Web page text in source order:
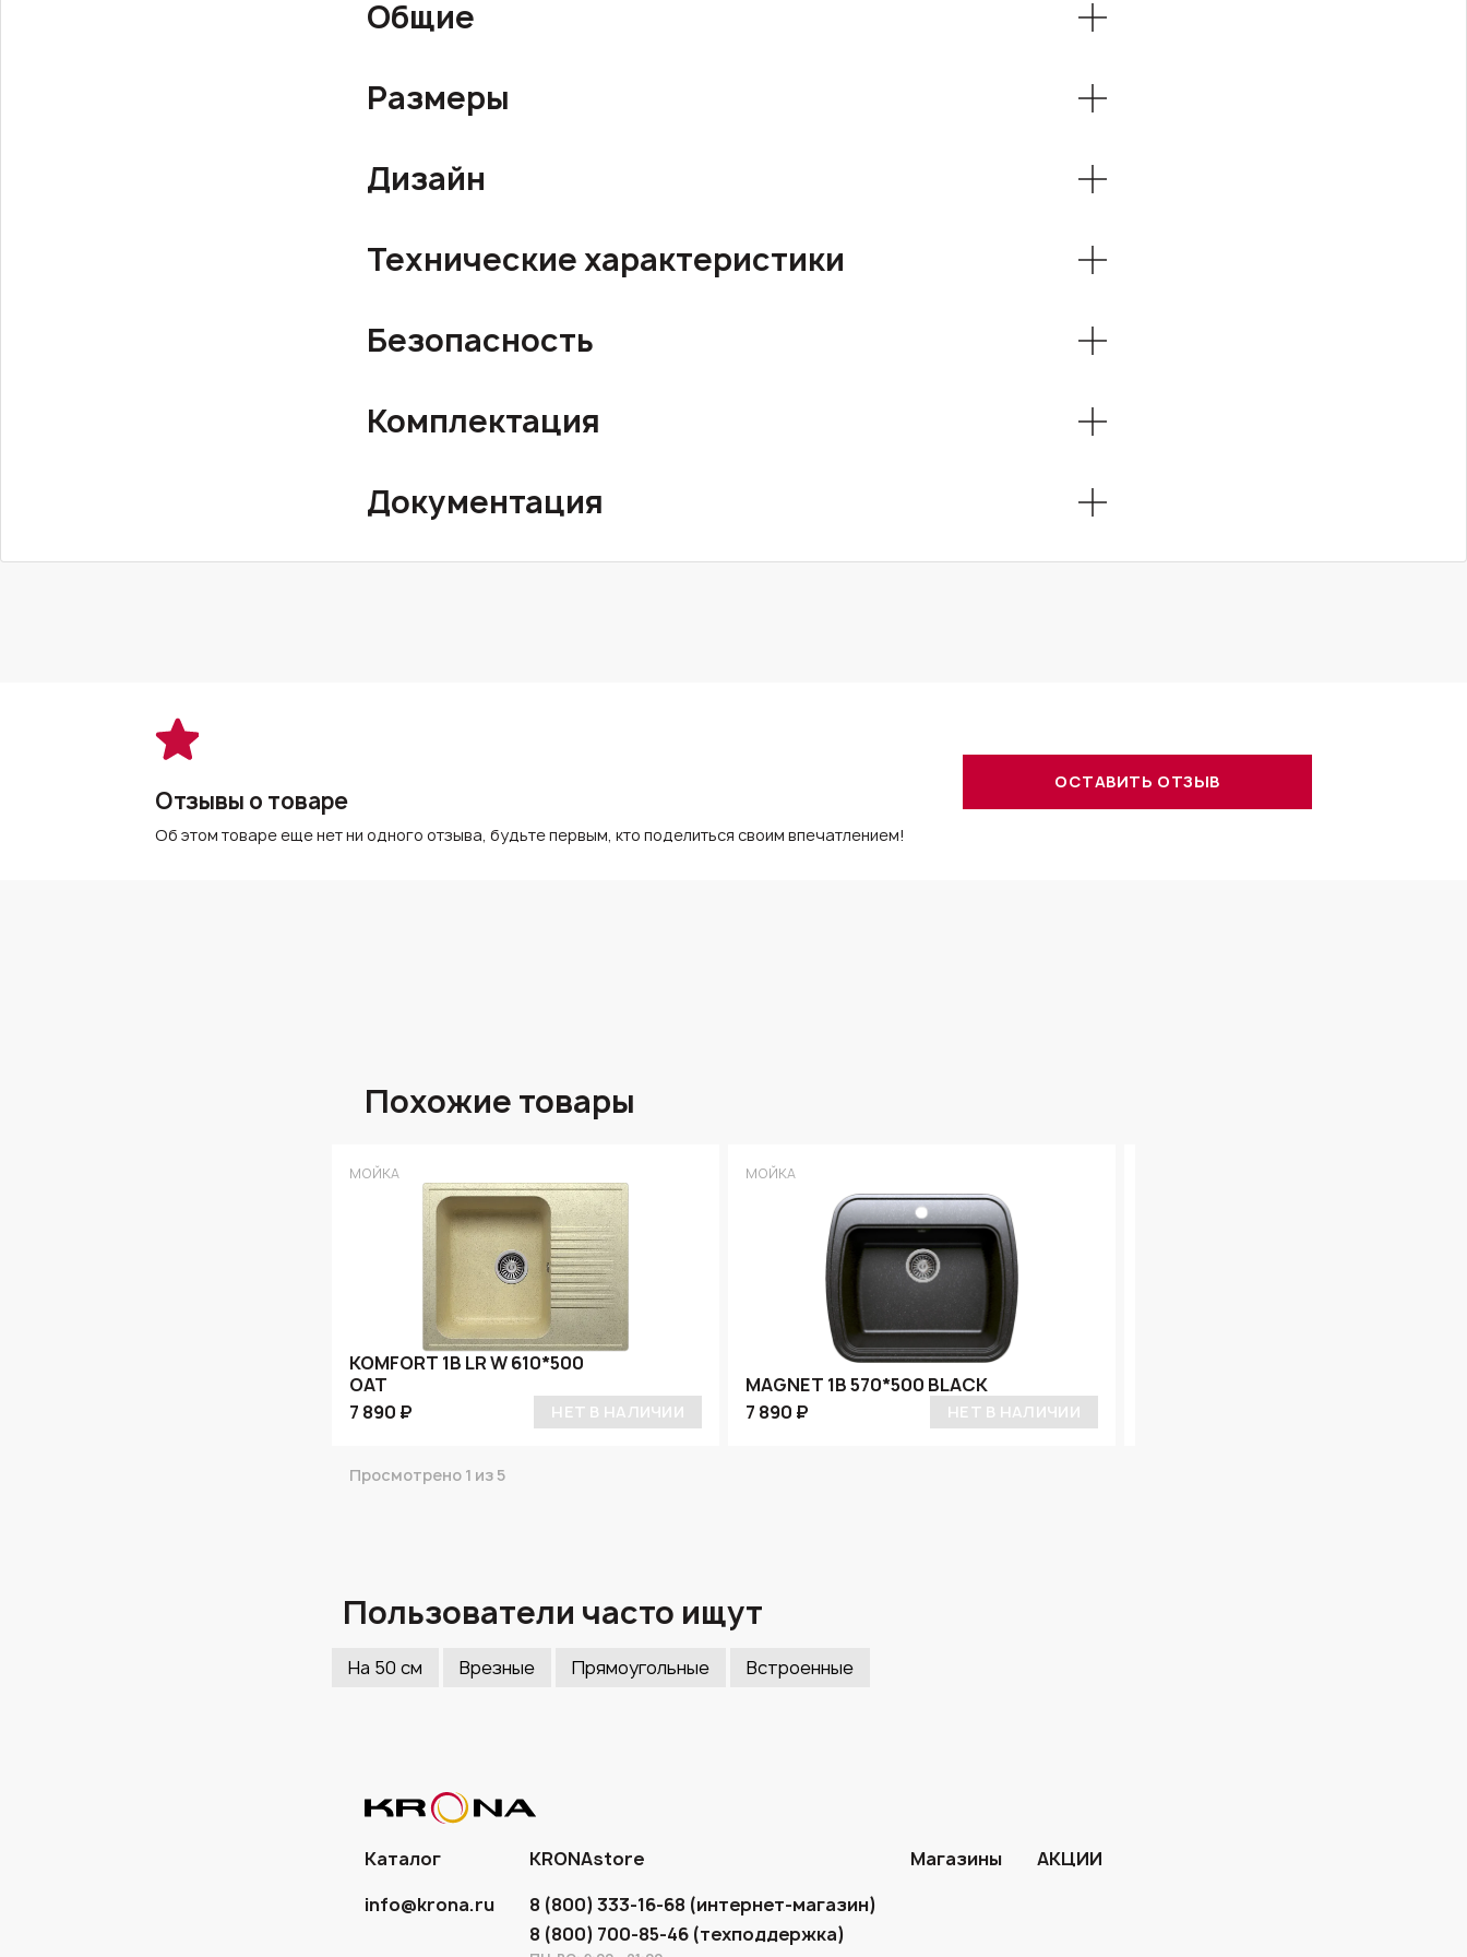
Общие
Размеры
Дизайн
Технические характеристики
Безопасность
Комплектация
Документация
Отзывы о товаре
Об этом товаре еще нет ни одного отзыва, будьте первым, кто поделиться своим впечатлением!
ОСТАВИТЬ ОТЗЫВ
Похожие товары
МОЙКА
KOMFORT 1B LR W 610*500
OAT
7 890 ₽
НЕТ В НАЛИЧИИ
МОЙКА
MAGNET 1B 570*500 BLACK
7 890 ₽
НЕТ В НАЛИЧИИ
Просмотрено 1 из 5
Пользователи часто ищут
На 50 см Врезные Прямоугольные Встроенные
Каталог KRONAstore Магазины
АКЦИИ
info@krona.ru
8 (800) 333-16-68 (интернет-магазин)
8 (800) 700-85-46 (техподдержка)